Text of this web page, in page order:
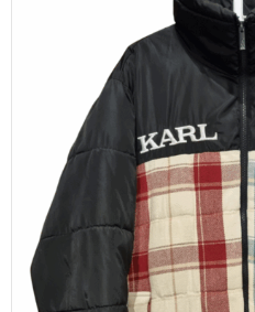
Sostenibilità
Servizi
Contatti
Gift
Card
Newsletter
Termini
Condizioni